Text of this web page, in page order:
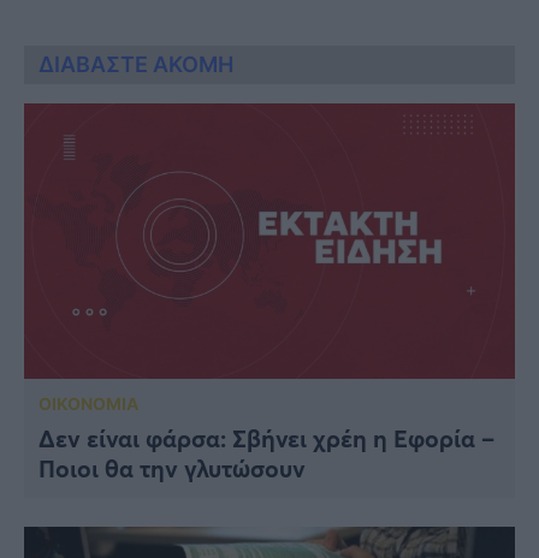
ΔΙΑΒΑΣΤΕ ΑΚΟΜΗ
ΟΙΚΟΝΟΜΙΑ
Δεν είναι φάρσα: Σβήνει χρέη η Εφορία –
Ποιοι θα την γλυτώσουν